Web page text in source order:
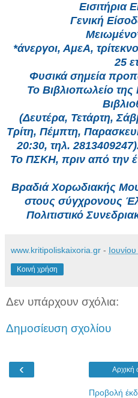
Εισιτήρια
Γενική
*άνεργοι, ΑμεΑ,
25
Φυσικά σημεία
Το Βιβλιοπωλείο της
(Δευτέρα, Τετάρτη,
Τρίτη, Πέμπτη,
20:30, τηλ.
Το ΠΣΚΗ, πριν από την
Βραδιά Χορωδιακής
στους σύγχρονους
Πολιτιστικό
www.kritipoliskaixoria.gr -
Κοινή χρήση
Δεν υπάρχουν σχόλια:
Δημοσίευση σχολίου
‹ Αρχική
Προβολή